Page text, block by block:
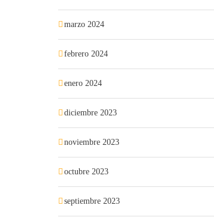
marzo 2024
febrero 2024
enero 2024
diciembre 2023
noviembre 2023
octubre 2023
septiembre 2023